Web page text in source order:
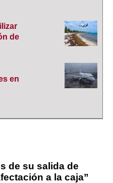
de
en
de su salida de
a la caja”